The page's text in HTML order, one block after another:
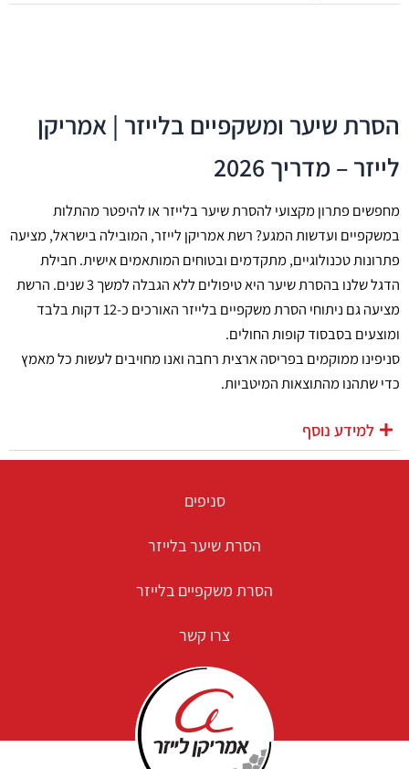
הסרת שיער ומשקפיים בלייזר | אמריקן
לייזר – מדריך 2026
מחפשים פתרון מקצועי להסרת שיער בלייזר או להיפטר מהתלות
במשקפיים ועדשות המגע? רשת אמריקן לייזר, המובילה בישראל, מציעה
פתרונות טכנולוגיים, מתקדמים ובטוחים המותאמים אישית. חבילת
הדגל שלנו בהסרת שיער היא טיפולים ללא הגבלה למשך 3 שנים. הרשת
מציעה גם ניתוחי הסרת משקפיים בלייזר האורכים כ-12 דקות בלבד
ומוצעים בסבסוד קופות החולים.
סניפינו ממוקמים בפריסה ארצית רחבה ואנו מחויבים לעשות כל מאמץ
כדי שתהנו מהתוצאות המיטביות.
למידע נוסף
סניפים
הסרת שיער בלייזר
הסרת משקפיים בלייזר
צרו קשר